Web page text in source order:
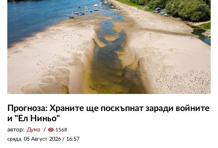
Прогноза: Храните ще поскъпнат заради войните
и "Ел Ниньо"
автор: Дума visibility 1568
сряда, 05 Август 2026 / 16:57